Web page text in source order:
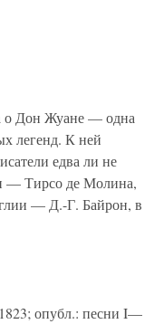
Дон Жуане — одна
легенд. К ней
едва ли не
— Тирсо де Молина,
— Д.-Г. Байрон, в
опубл.: песни I—